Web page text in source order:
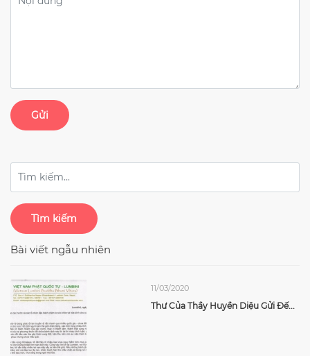
Gửi
Tìm kiếm
Bài viết ngẫu nhiên
11/03/2020
Thư Của Thầy Huyền Diệu Gửi Đế...